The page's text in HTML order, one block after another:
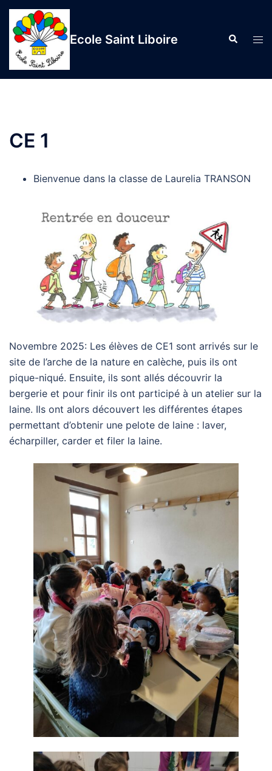
Aller
contenu
Ecole Saint Liboire
CE 1
Bienvenue dans la classe de Laurelia TRANSON
Novembre 2025: Les élèves de CE1 sont arrivés sur le
site de l’arche de la nature en calèche, puis ils ont
pique-niqué. Ensuite, ils sont allés découvrir la
bergerie et pour finir ils ont participé à un atelier sur la
laine. Ils ont alors découvert les différentes étapes
permettant d’obtenir une pelote de laine : laver,
écharpiller, carder et filer la laine.